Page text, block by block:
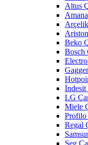
Altus
Beko
Bosch
İndesit
LG
Miele
Profilo
Regal
Seg